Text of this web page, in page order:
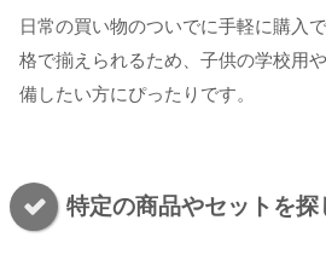
日常の買い物のついでに手軽に購入
格で揃えられるため、子供の学校用
備したい方にぴったりです。
特定の商品やセットを探